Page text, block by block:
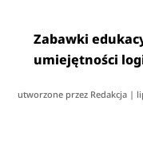
Zabawki
umiejętności
utworzone przez Redakcja |